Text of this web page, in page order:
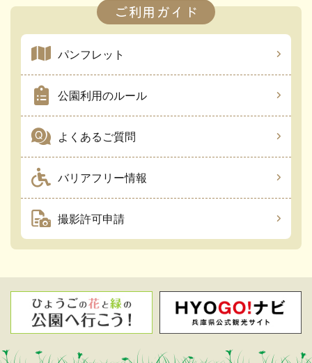
ご利用ガイド
パンフレット
公園利用のルール
よくあるご質問
バリアフリー情報
撮影許可申請